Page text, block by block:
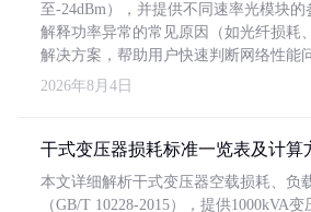
至-24dBm），并提供不同速率光模块
解释功率异常的常见原因（如光纤损耗
解决方案，帮助用户快速判断网络性能
2026年8月4日
干式变压器损耗标准一览表及计算
本文详细解析干式变压器空载损耗、负
（GB/T 10228-2015），提供1000kVA